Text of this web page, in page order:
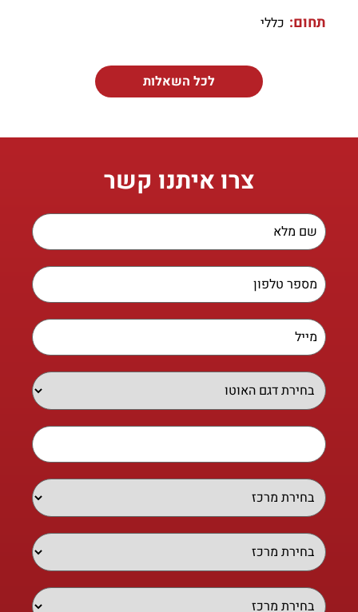
תחום: כללי
לכל השאלות
צרו איתנו קשר